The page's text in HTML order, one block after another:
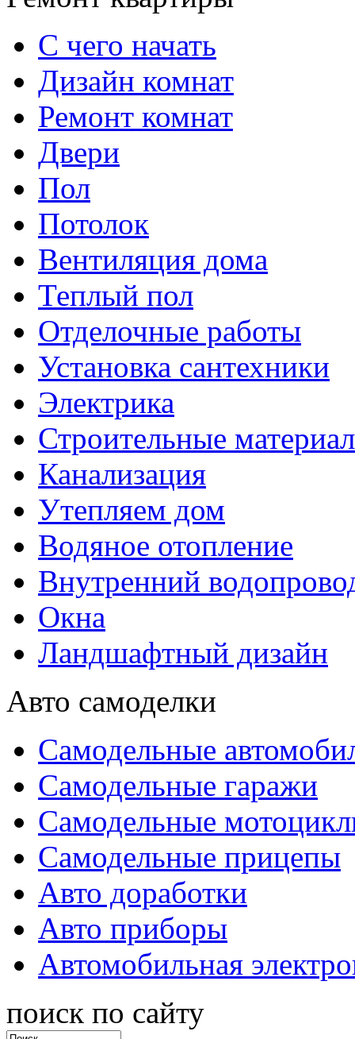
С чего начать
Дизайн комнат
Ремонт комнат
Двери
Пол
Потолок
Вентиляция дома
Теплый пол
Отделочные работы
Установка сантехники
Электрика
Строительные
Канализация
Утепляем дом
Водяное отопление
Внутренний
Окна
Ландшафтный дизайн
Авто самоделки
Самодельные
Самодельные гаражи
Самодельные
Самодельные прицепы
Авто доработки
Авто приборы
Автомобильная
поиск по сайту